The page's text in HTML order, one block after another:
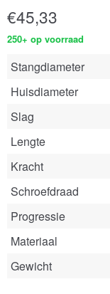
€45,33
250+ op voorraad
Stangdiameter
Huisdiameter
Slag
Lengte
Kracht
Schroefdraad
Progressie
Materiaal
Gewicht